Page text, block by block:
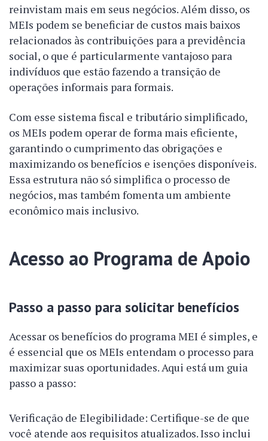
reinvistam mais em seus negócios. Além disso, os
MEIs podem se beneficiar de custos mais baixos
relacionados às contribuições para a previdência
social, o que é particularmente vantajoso para
indivíduos que estão fazendo a transição de
operações informais para formais.
Com esse sistema fiscal e tributário simplificado,
os MEIs podem operar de forma mais eficiente,
garantindo o cumprimento das obrigações e
maximizando os benefícios e isenções disponíveis.
Essa estrutura não só simplifica o processo de
negócios, mas também fomenta um ambiente
econômico mais inclusivo.
Acesso ao Programa de Apoio
Passo a passo para solicitar benefícios
Acessar os benefícios do programa MEI é simples, e
é essencial que os MEIs entendam o processo para
maximizar suas oportunidades. Aqui está um guia
passo a passo:
Verificação de Elegibilidade: Certifique-se de que
você atende aos requisitos atualizados. Isso inclui